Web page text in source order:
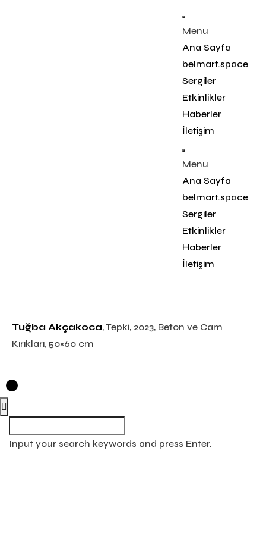
Menu
Ana Sayfa
belmart.space
Sergiler
Etkinlikler
Haberler
İletişim
Menu
Ana Sayfa
belmart.space
Sergiler
Etkinlikler
Haberler
İletişim
Tuğba Akçakoca, Tepki, 2023, Beton ve Cam
Kırıkları, 50×60 cm
Input your search keywords and press Enter.